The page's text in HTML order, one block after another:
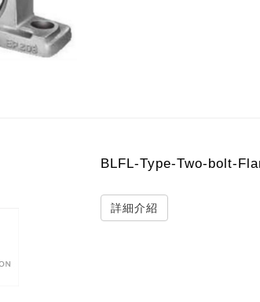
BLFL-Type-Two-bolt-
詳細介紹